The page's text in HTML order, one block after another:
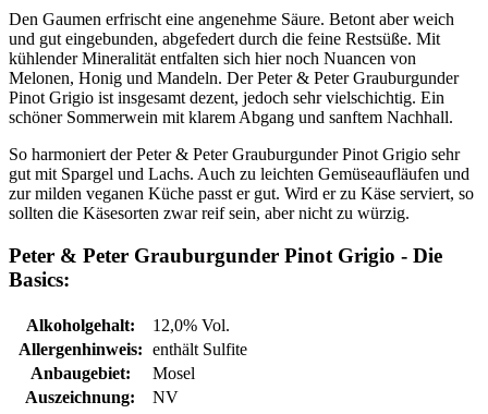
Den Gaumen erfrischt eine angenehme Säure. Betont aber weich
und gut eingebunden, abgefedert durch die feine Restsüße. Mit
kühlender Mineralität entfalten sich hier noch Nuancen von
Melonen, Honig und Mandeln. Der Peter & Peter Grauburgunder
Pinot Grigio ist insgesamt dezent, jedoch sehr vielschichtig. Ein
schöner Sommerwein mit klarem Abgang und sanftem Nachhall.
So harmoniert der Peter & Peter Grauburgunder Pinot Grigio sehr
gut mit Spargel und Lachs. Auch zu leichten Gemüseaufläufen und
zur milden veganen Küche passt er gut. Wird er zu Käse serviert, so
sollten die Käsesorten zwar reif sein, aber nicht zu würzig.
Peter & Peter Grauburgunder Pinot Grigio - Die
Basics:
Alkoholgehalt:
12,0% Vol.
Allergenhinweis: enthält Sulfite
Anbaugebiet:
Mosel
Auszeichnung:
NV